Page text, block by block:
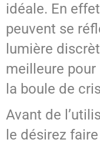
idéale. En
peuvent se
lumière
meilleure
la boule de
Avant de
le désirez